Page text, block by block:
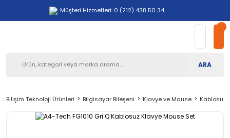
Müşteri Hizmetleri: 0 (212) 438 50 34
ARA
Bilişim Teknoloji Ürünleri Bilgisayar Bileşeni Klavye ve Mause Kablosuz